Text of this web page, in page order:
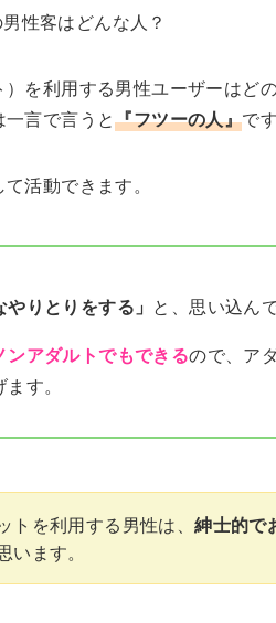
を利用する男性ユーザーはど
一言で言うと『フツーの人』です
活動できます。
りとりをする」 と、思い込ん
ンアダルトでもできるので、ア
す。
トを利用する男性は、紳士的で
ます。